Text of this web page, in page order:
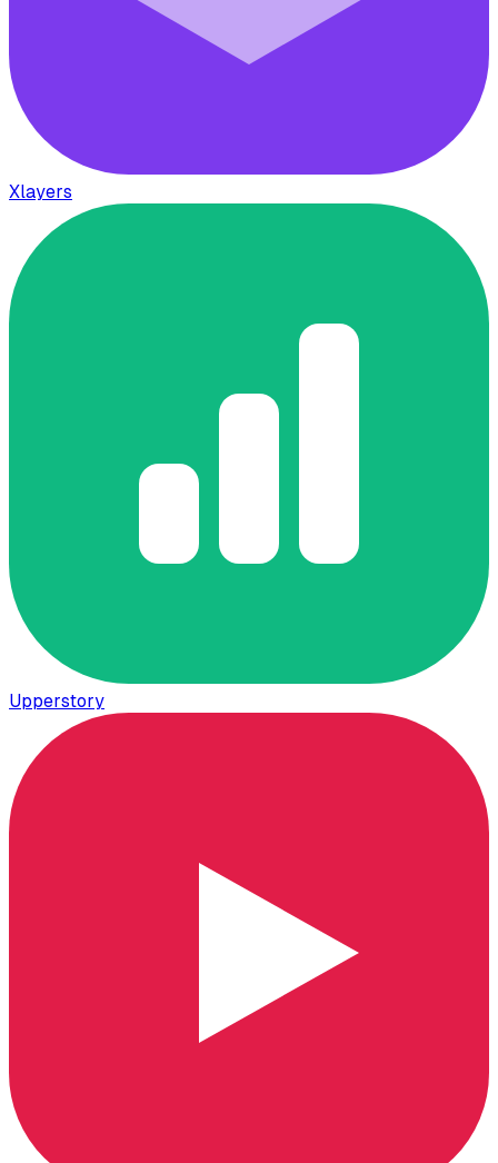
Xlayers
Upperstory